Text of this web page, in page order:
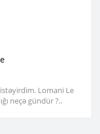
Lomani Le
neçə gündür ?..